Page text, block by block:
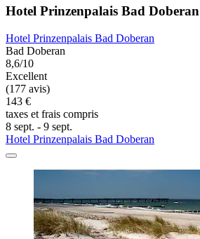
Hotel Prinzenpalais Bad Doberan
Hotel Prinzenpalais Bad Doberan
Bad Doberan
8,6/10
Excellent
(177 avis)
143 €
taxes et frais compris
8 sept. - 9 sept.
Hotel Prinzenpalais Bad Doberan